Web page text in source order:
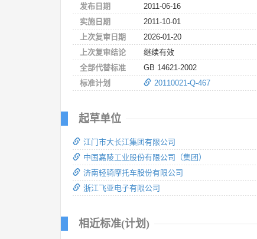
发布日期
2011-06-16
实施日期
2011-10-01
上次复审日期
2026-01-20
上次复审结论
继续有效
全部代替标准
GB 14621-2002
标准计划
20110021-Q-467
起草单位
江门市大长江集团有限公司
中国嘉陵工业股份有限公司（集团）
济南轻骑摩托车股份有限公司
浙江飞亚电子有限公司
相近标准(计划)